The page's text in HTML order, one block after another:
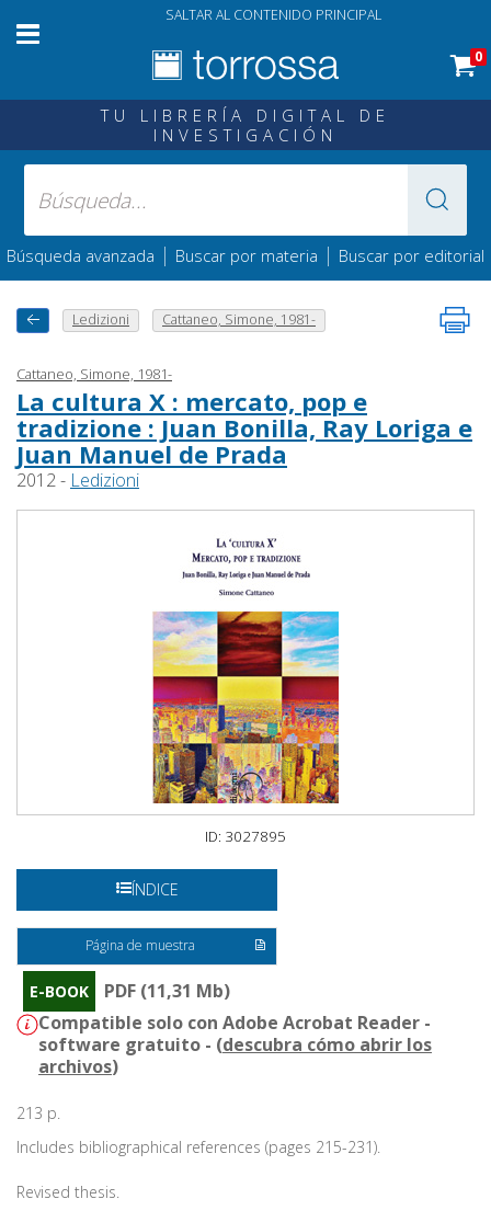
SALTAR AL CONTENIDO PRINCIPAL
0
TU LIBRERÍA DIGITAL DE
INVESTIGACIÓN
Búsqueda avanzada | Buscar por materia | Buscar por editorial
Ledizioni Cattaneo, Simone, 1981-
Cattaneo, Simone, 1981-
La cultura X : mercato, pop e
tradizione : Juan Bonilla, Ray Loriga e
Juan Manuel de Prada
2012 - Ledizioni
ID: 3027895
ÍNDICE
Página de muestra
E-BOOK
PDF (11,31 Mb)
Compatible solo con Adobe Acrobat Reader -
software gratuito - (descubra cómo abrir los
archivos)
213 p.
Includes bibliographical references (pages 215-231).
Revised thesis.